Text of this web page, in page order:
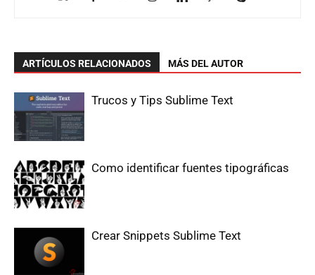
ARTÍCULOS RELACIONADOS MÁS DEL AUTOR
Trucos y Tips Sublime Text
Como identificar fuentes tipográficas
Crear Snippets Sublime Text